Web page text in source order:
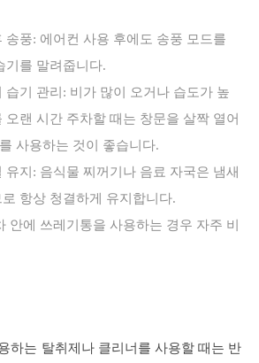
송풍: 에어컨 사용 후에도 송풍 모드를
기를 말려줍니다.
습기 관리: 비가 많이 오거나 습도가 높
오랜 시간 주차할 때는 창문을 살짝 열어
사용하는 것이 좋습니다.
유지: 음식물 찌꺼기나 음료 자국은 냄새
항상 청결하게 유지합니다.
안에 쓰레기통을 사용하는 경우 자주 비
하는 탈취제나 클리너를 사용할 때는 반